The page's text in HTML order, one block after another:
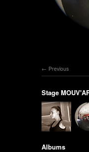
Previous
Stage
Albums